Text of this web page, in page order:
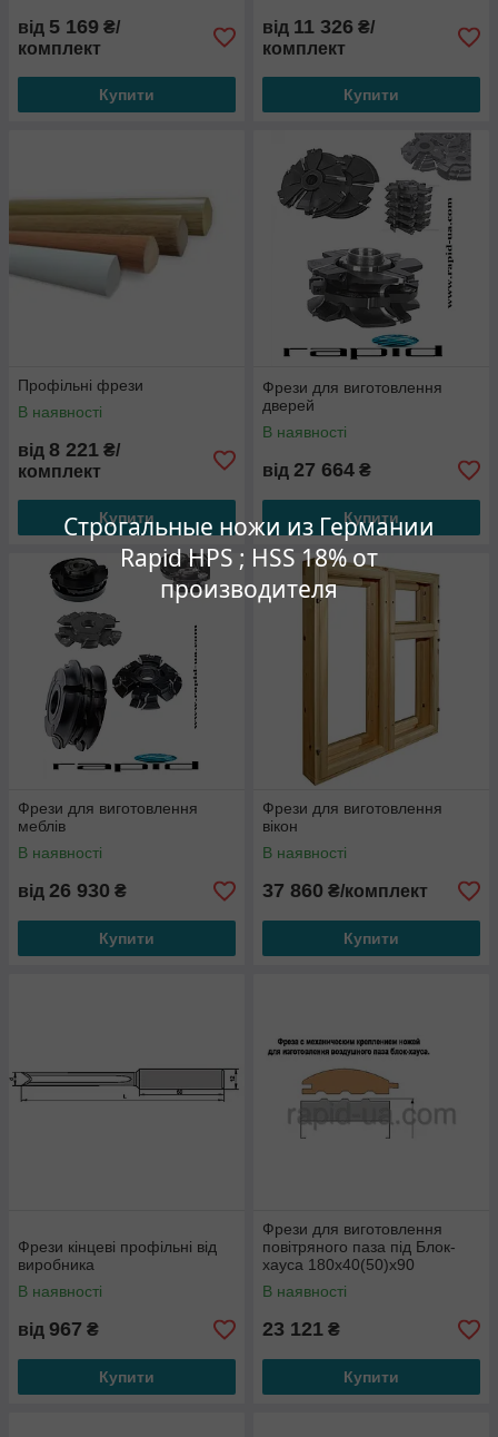
Строгальные ножи из Германии
Rapid HPS ; HSS 18% от
производителя
від 5 169 ₴/
комплект
Купити
від 11 326 ₴/
комплект
Купити
Профільні фрези
В наявності
від 8 221 ₴/
комплект
Купити
Фрези для виготовлення
дверей
В наявності
від 27 664 ₴
Купити
Фрези для виготовлення
меблів
В наявності
від 26 930 ₴
Купити
Фрези для виготовлення
вікон
В наявності
37 860 ₴/комплект
Купити
Фрези кінцеві профільні від
виробника
В наявності
від 967 ₴
Купити
Фрези для виготовлення
повітряного паза під Блок-
хауса 180х40(50)х90
В наявності
23 121 ₴
Купити